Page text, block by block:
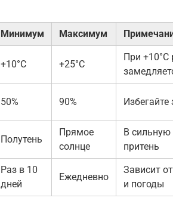
Минимум Максимум
+10°C +25°C
При +10°C
50% 90%
Полутень
Прямое
солнце
В
притень
Раз в 10
дней
Ежедневно
Зависит
и погоды